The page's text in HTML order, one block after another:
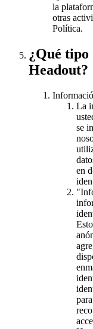
la
otras
Política.
¿Qué
Headout?
La
se
en